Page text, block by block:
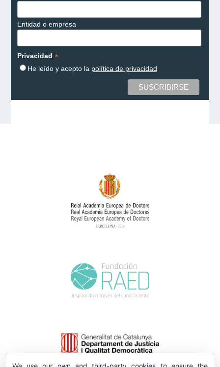
Entidad o empresa
Privacidad *
He leído y acepto la política de privacidad